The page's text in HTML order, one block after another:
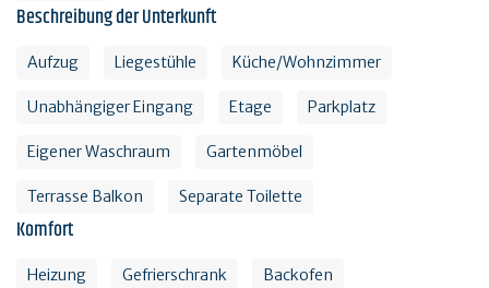
Beschreibung der Unterkunft
Aufzug Liegestühle Küche/Wohnzimmer
Unabhängiger Eingang Etage Parkplatz
Eigener Waschraum Gartenmöbel
Terrasse Balkon Separate Toilette
Komfort
Heizung Gefrierschrank Backofen